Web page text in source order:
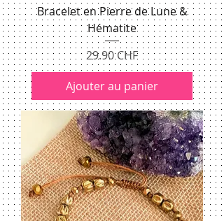
Bracelet en Pierre de Lune &
Hématite
Prix
29.90 CHF
Ajouter au panier